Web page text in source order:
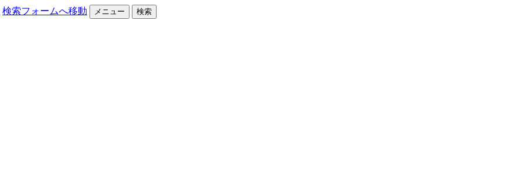
検索フォームへ移動 メニュー 検索